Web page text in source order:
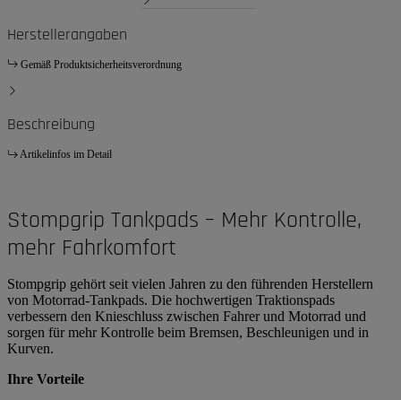
Herstellerangaben
Gemäß Produktsicherheitsverordnung
Beschreibung
Artikelinfos im Detail
Stompgrip Tankpads – Mehr Kontrolle,
mehr Fahrkomfort
Stompgrip gehört seit vielen Jahren zu den führenden Herstellern
von Motorrad-Tankpads. Die hochwertigen Traktionspads
verbessern den Knieschluss zwischen Fahrer und Motorrad und
sorgen für mehr Kontrolle beim Bremsen, Beschleunigen und in
Kurven.
Ihre Vorteile